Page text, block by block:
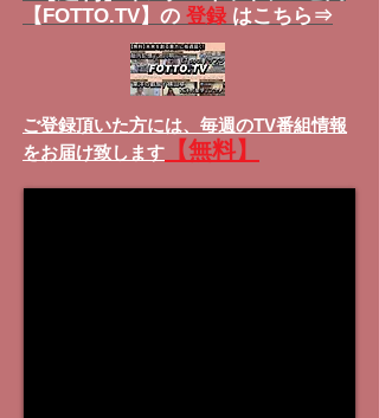
【FOTTO.TV】の 登録 はこちら⇒
ご登録頂いた方には、 毎週のTV番組情報
をお届け致します
【無料】